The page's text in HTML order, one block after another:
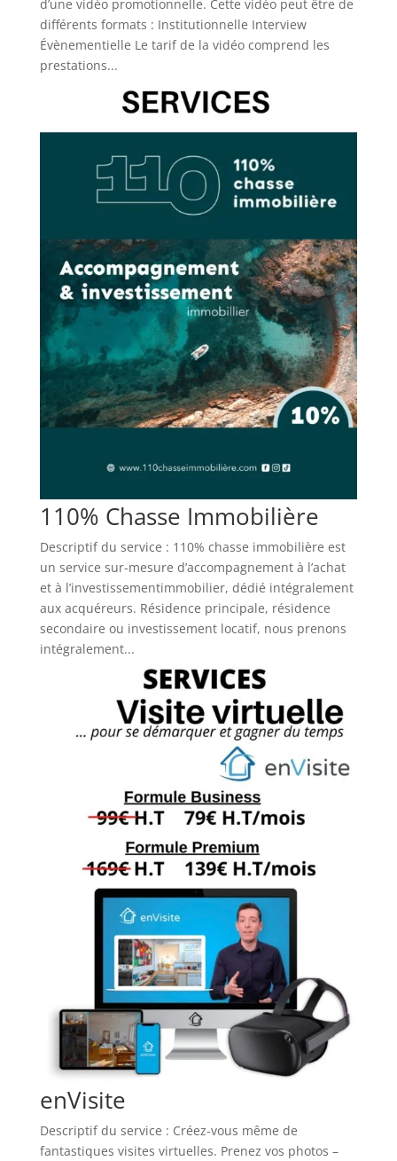
d’une vidéo promotionnelle. Cette vidéo peut être de
différents formats : Institutionnelle Interview
Évènementielle Le tarif de la vidéo comprend les
prestations...
110% Chasse Immobilière
Descriptif du service : 110% chasse immobilière est
un service sur-mesure d’accompagnement à l’achat
et à l’investissementimmobilier, dédié intégralement
aux acquéreurs. Résidence principale, résidence
secondaire ou investissement locatif, nous prenons
intégralement...
enVisite
Descriptif du service : Créez-vous même de
fantastiques visites virtuelles. Prenez vos photos –